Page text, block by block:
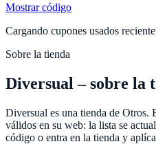
Mostrar código
Cargando cupones usados
Sobre la tienda
Diversual – sobre la
Diversual es una tienda de Otros.
válidos en su web: la lista se
código o entra en la tienda y